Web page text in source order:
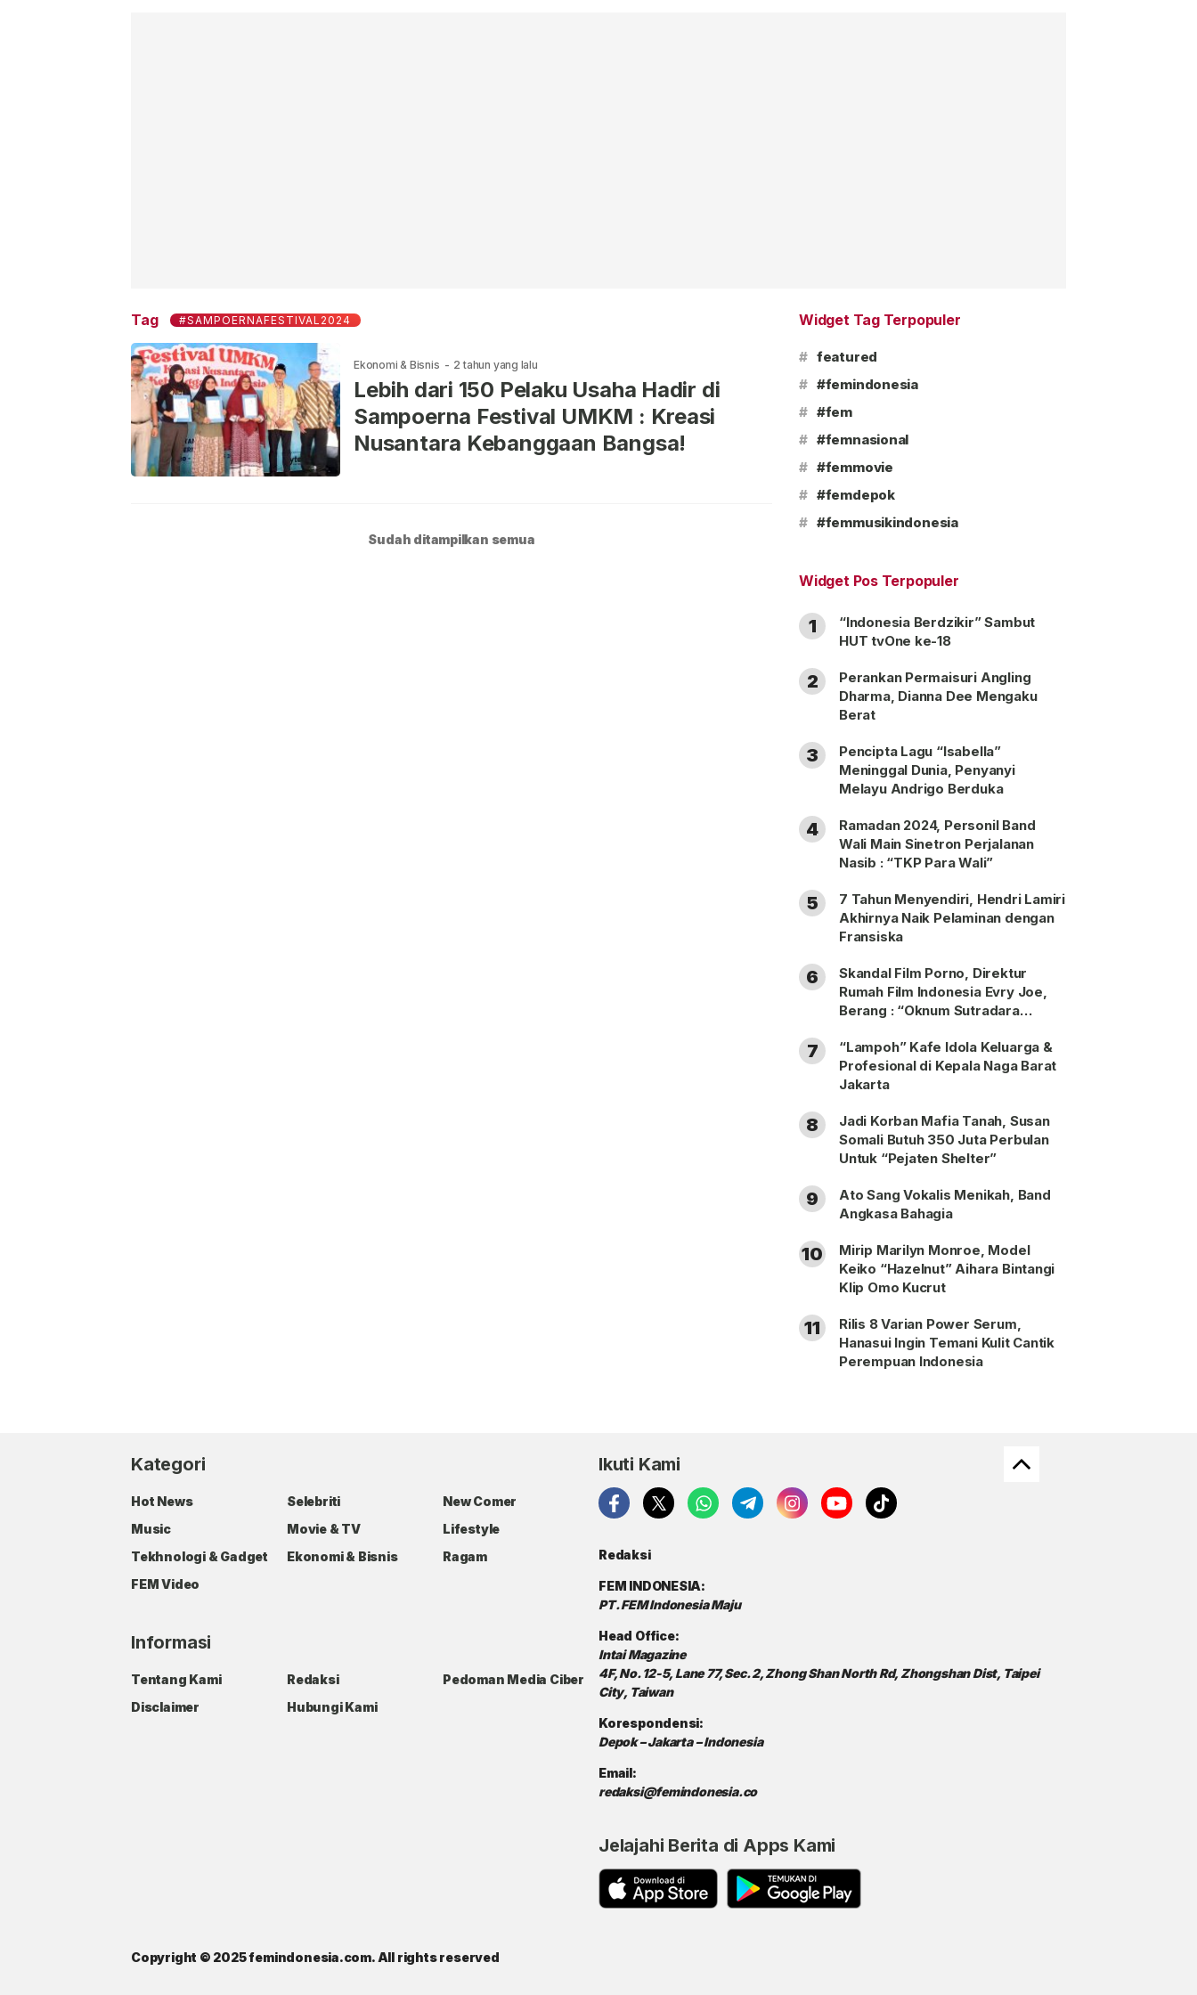
Tag #SAMPOERNAFESTIVAL2024
Ekonomi & Bisnis - 2 tahun yang lalu
Lebih dari 150 Pelaku Usaha Hadir di
Sampoerna Festival UMKM : Kreasi
Nusantara Kebanggaan Bangsa!
Sudah ditampilkan semua
Widget Tag Terpopuler
# featured
# #femindonesia
# #fem
# #femnasional
# #femmovie
# #femdepok
# #femmusikindonesia
Widget Pos Terpopuler
1
“Indonesia Berdzikir” Sambut
HUT tvOne ke-18
2
Perankan Permaisuri Angling
Dharma, Dianna Dee Mengaku
Berat
3
Pencipta Lagu “Isabella”
Meninggal Dunia, Penyanyi
Melayu Andrigo Berduka
4
Ramadan 2024, Personil Band
Wali Main Sinetron Perjalanan
Nasib : “TKP Para Wali”
5
7 Tahun Menyendiri, Hendri Lamiri
Akhirnya Naik Pelaminan dengan
Fransiska
6
Skandal Film Porno, Direktur
Rumah Film Indonesia Evry Joe,
Berang : “Oknum Sutradara
7
“Lampoh” Kafe Idola Keluarga &
Profesional di Kepala Naga Barat
Jakarta
8
Jadi Korban Mafia Tanah, Susan
Somali Butuh 350 Juta Perbulan
Untuk “Pejaten Shelter”
9
Ato Sang Vokalis Menikah, Band
Angkasa Bahagia
10
Mirip Marilyn Monroe, Model
Keiko “Hazelnut” Aihara Bintangi
Klip Omo Kucrut
11
Rilis 8 Varian Power Serum,
Hanasui Ingin Temani Kulit Cantik
Perempuan Indonesia
Kategori
Hot News Selebriti
New Comer
Music
Movie & TV
Lifestyle
Tekhnologi & Gadget
Ekonomi & Bisnis
Ragam
FEM Video
Informasi
Tentang Kami Redaksi
Pedoman Media Ciber
Disclaimer
Hubungi Kami
Ikuti Kami
Redaksi
FEM INDONESIA:
PT. FEM Indonesia Maju
Head Office:
Intai Magazine
4F, No. 12-5, Lane 77, Sec. 2, Zhong Shan North Rd, Zhongshan Dist, Taipei
City, Taiwan
Korespondensi:
Depok – Jakarta – Indonesia
Email:
redaksi@femindonesia.co
Jelajahi Berita di Apps Kami
Copyright © 2025 femindonesia.com. All rights reserved